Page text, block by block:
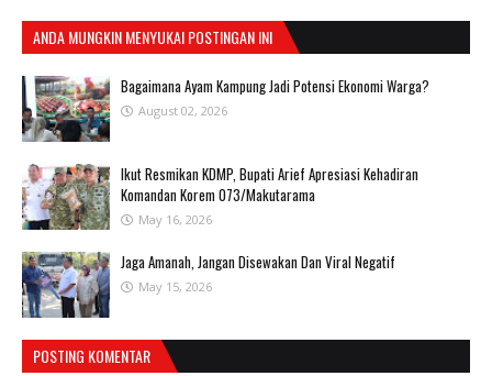
ANDA MUNGKIN MENYUKAI POSTINGAN INI
Bagaimana Ayam Kampung Jadi Potensi Ekonomi Warga?
August 02, 2026
Ikut Resmikan KDMP, Bupati Arief Apresiasi Kehadiran
Komandan Korem 073/Makutarama
May 16, 2026
Jaga Amanah, Jangan Disewakan Dan Viral Negatif
May 15, 2026
POSTING KOMENTAR